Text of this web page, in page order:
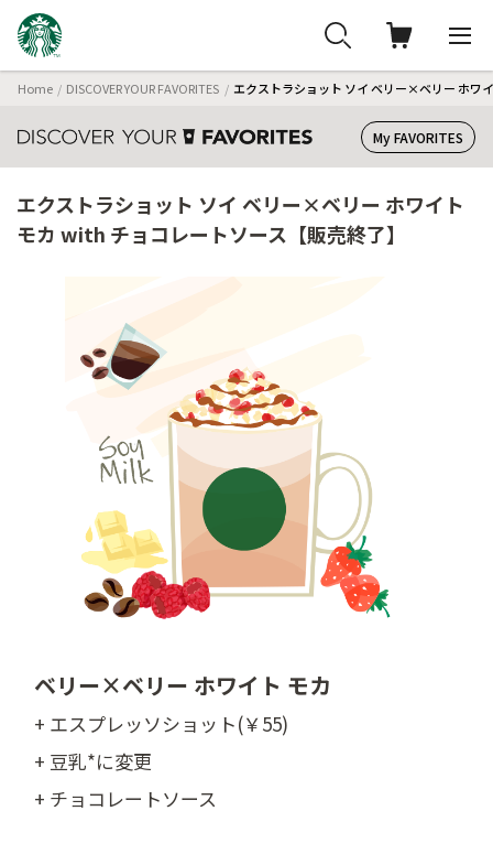
Home DISCOVER YOUR FAVORITES エクストラショット ソイ ベリー×ベリー ホワ
My FAVORITES
エクストラショット ソイ ベリー×ベリー ホワイト
モカ with チョコレートソース【販売終了】
ベリー×ベリー ホワイト モカ
+ エスプレッソショット(￥55)
+ 豆乳*に変更
+ チョコレートソース